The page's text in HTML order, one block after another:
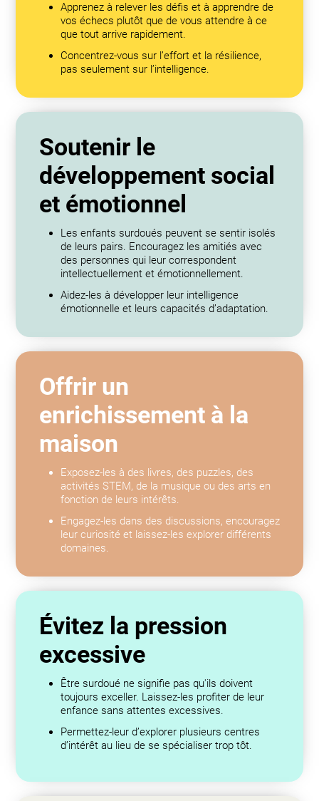
Apprenez à relever les défis et à apprendre de
vos échecs plutôt que de vous attendre à ce
que tout arrive rapidement.
Concentrez-vous sur l’effort et la résilience,
pas seulement sur l’intelligence.
Soutenir le
développement social
et émotionnel
Les enfants surdoués peuvent se sentir isolés
de leurs pairs. Encouragez les amitiés avec
des personnes qui leur correspondent
intellectuellement et émotionnellement.
Aidez-les à développer leur intelligence
émotionnelle et leurs capacités d’adaptation.
Offrir un
enrichissement à la
maison
Exposez-les à des livres, des puzzles, des
activités STEM, de la musique ou des arts en
fonction de leurs intérêts.
Engagez-les dans des discussions, encouragez
leur curiosité et laissez-les explorer différents
domaines.
Évitez la pression
excessive
Être surdoué ne signifie pas qu'ils doivent
toujours exceller. Laissez-les profiter de leur
enfance sans attentes excessives.
Permettez-leur d’explorer plusieurs centres
d’intérêt au lieu de se spécialiser trop tôt.